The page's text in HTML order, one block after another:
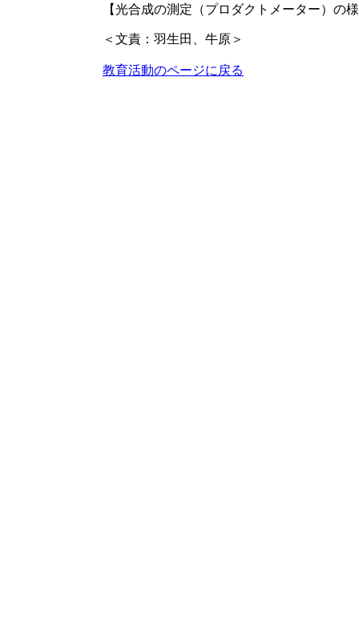
【光合成の測定（プロダクトメーター）の
＜文責：羽生田、牛原＞
教育活動のページに戻る